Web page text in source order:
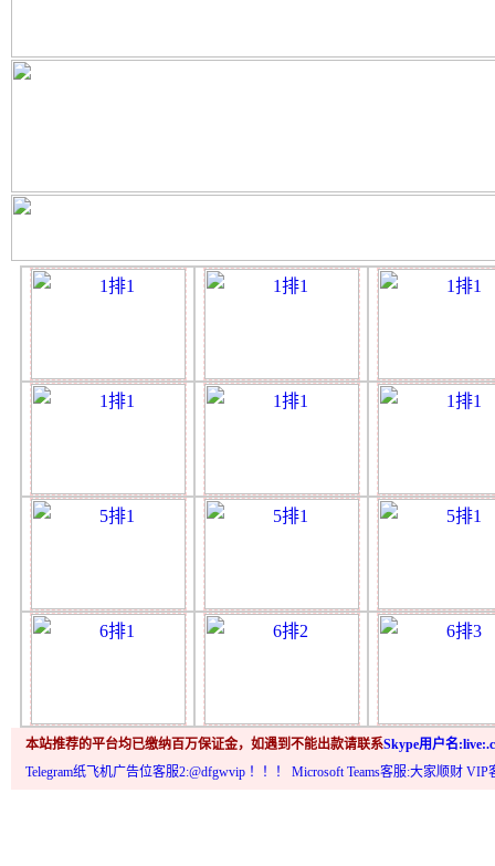
本站推荐的平台均已缴纳百万保证金，如遇到不能出款请联系Skype用户名
Telegram纸飞机广告位客服2:@dfgwvip ！！！ Microsoft Teams客服:大家顺财 VIP